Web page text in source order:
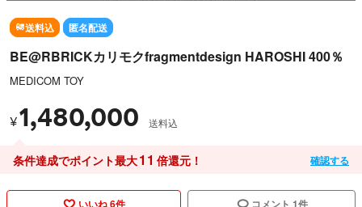
送料込 匿名配送
BE@RBRICKカリモクfragmentdesign HAROSHI 400％
MEDICOM TOY
¥1,480,000 送料込
条件達成でポイント最大11 倍還元！ 確認する
いいね 6件 コメント 1件